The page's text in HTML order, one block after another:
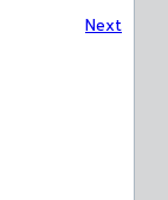
Next